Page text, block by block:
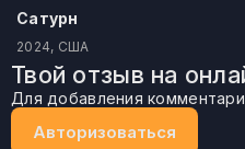
Сатурн
2024, США
Твой отзыв на
Для добавления
Авторизоваться